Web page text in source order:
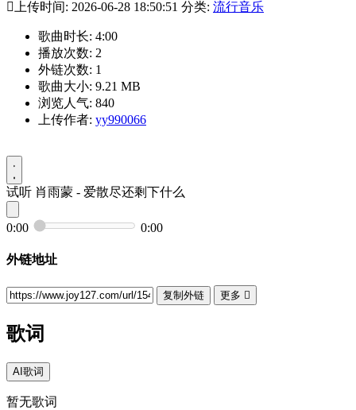
 上传时间: 2026-06-28 18:50:51 分类: 流行音乐
歌曲时长: 4:00
播放次数: 2
外链次数: 1
歌曲大小: 9.21 MB
浏览人气: 840
上传作者: yy990066
试听 肖雨蒙 - 爱散尽还剩下什么
0:00 0:00
外链地址
复制外链 更多 
歌词
AI歌词
暂无歌词